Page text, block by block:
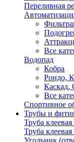
Переливная
Все
Водопад
Кобра
Рондо,
Каскад,
Все
Спортивное
Трубы и
Труба
Труба
Угольник